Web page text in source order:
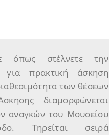
όπως στέλνετε την
για πρακτική άσκηση
των θέσεων
διαμορφώνεται
αναγκών του Μουσείου
Τηρείται σειρά